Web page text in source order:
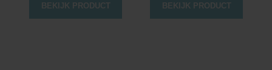
BEKIJK PRODUCT BEKIJK PRODUCT